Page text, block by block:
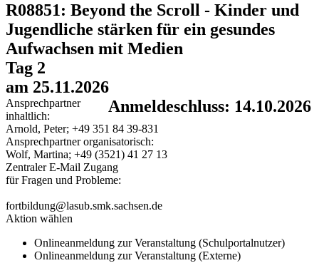
R08851: Beyond the Scroll - Kinder und
Jugendliche stärken für ein gesundes
Aufwachsen mit Medien
Tag 2
am 25.11.2026
Anmeldeschluss: 14.10.2026
Ansprechpartner
inhaltlich:
Arnold, Peter; +49 351 84 39-831
Ansprechpartner organisatorisch:
Wolf, Martina; +49 (3521) 41 27 13
Zentraler E-Mail Zugang
für Fragen und Probleme:
fortbildung@lasub.smk.sachsen.de
Aktion wählen
Onlineanmeldung zur Veranstaltung (Schulportalnutzer)
Onlineanmeldung zur Veranstaltung (Externe)